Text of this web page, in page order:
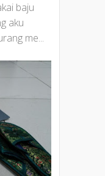
baju
aku
me...